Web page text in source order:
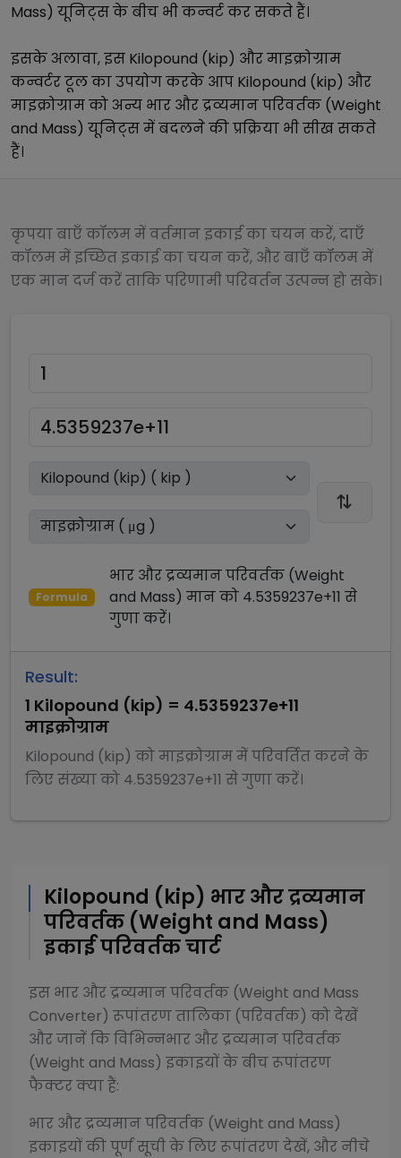
Mass) यूनिट्स के बीच भी कन्वर्ट कर सकते हैं।
इसके अलावा, इस Kilopound (kip) औरमाइक्रोग्राम
कन्वर्टर टूल का उपयोग करके आप Kilopound (kip) और
माइक्रोग्रामको अन्य भार और द्रव्यमान परिवर्तक (Weight
and Mass) यूनिट्स में बदलने की प्रक्रिया भी सीख सकते
हैं।
कृपया बाएँ कॉलम में वर्तमान इकाई का चयन करें, दाएँ
कॉलम में इच्छित इकाई का चयन करें, और बाएँ कॉलम में
एक मान दर्ज करें ताकि परिणामी परिवर्तन उत्पन्न हो सके।
Formula
भार और द्रव्यमान परिवर्तक (Weight
and Mass) मान को 4.5359237e+11 से
गुणाकरें।
Result:
1 Kilopound (kip) = 4.5359237e+11
माइक्रोग्राम
Kilopound (kip) कोमाइक्रोग्राममें परिवर्तित करने के
लिए संख्या को 4.5359237e+11 सेगुणाकरें।
Kilopound (kip) भार और द्रव्यमान
परिवर्तक (Weight and Mass)
इकाई परिवर्तक चार्ट
इस भार और द्रव्यमान परिवर्तक (Weight and Mass
Converter) रूपांतरण तालिका (परिवर्तक) को देखें
और जानें कि विभिन्नभार और द्रव्यमान परिवर्तक
(Weight and Mass) इकाइयों के बीच रूपांतरण
फैक्टर क्या हैं:
भार और द्रव्यमान परिवर्तक (Weight and Mass)
इकाइयों की पूर्ण सूची के लिए रूपांतरण देखें, और नीचे